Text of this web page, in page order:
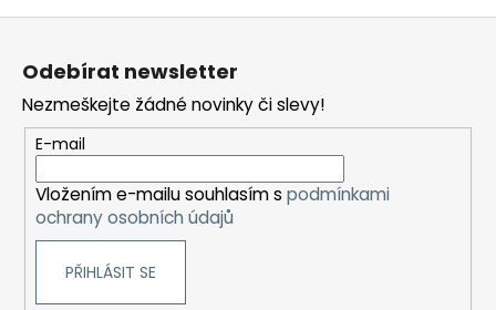
u
Z
Odebírat newsletter
Nezmeškejte žádné novinky či slevy!
E-mail
Vložením e-mailu souhlasím s podmínkami
ochrany osobních údajů
PŘIHLÁSIT SE